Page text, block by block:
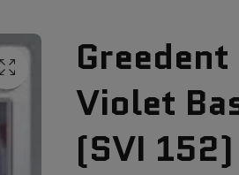
Violet
(SVI 152)